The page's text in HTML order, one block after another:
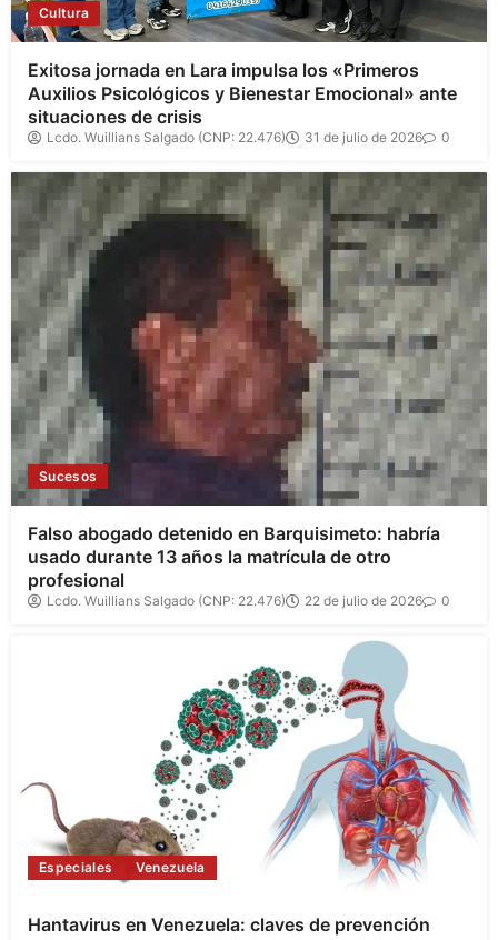
Cultura
Exitosa jornada en Lara impulsa los «Primeros
Auxilios Psicológicos y Bienestar Emocional» ante
situaciones de crisis
Lcdo. Wuillians Salgado (CNP: 22.476) 31 de julio de 2026 0
Sucesos
Falso abogado detenido en Barquisimeto: habría
usado durante 13 años la matrícula de otro
profesional
Lcdo. Wuillians Salgado (CNP: 22.476) 22 de julio de 2026 0
Especiales Venezuela
Hantavirus en Venezuela: claves de prevención